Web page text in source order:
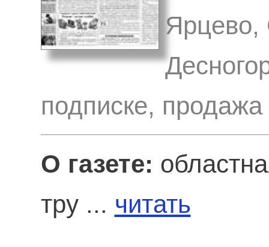
Ярцево,
подписке, продажа
О газете:
тру ... читать